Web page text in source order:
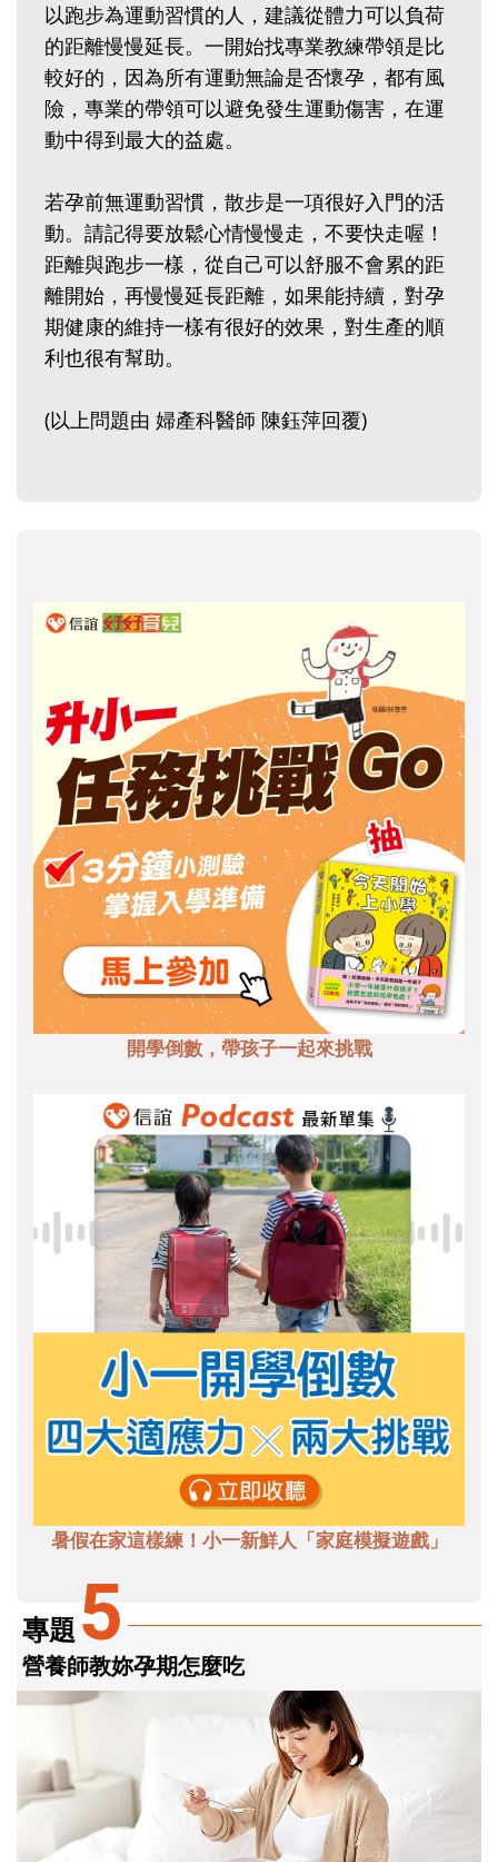
以跑步為運動習慣的人，建議從體力可以負荷
的距離慢慢延長。一開始找專業教練帶領是比
較好的，因為所有運動無論是否懷孕，都有風
險，專業的帶領可以避免發生運動傷害，在運
動中得到最大的益處。
若孕前無運動習慣，散步是一項很好入門的活
動。請記得要放鬆心情慢慢走，不要快走喔！
距離與跑步一樣，從自己可以舒服不會累的距
離開始，再慢慢延長距離，如果能持續，對孕
期健康的維持一樣有很好的效果，對生產的順
利也很有幫助。
(以上問題由 婦產科醫師 陳鈺萍回覆)
開學倒數，帶孩子一起來挑戰
暑假在家這樣練！小一新鮮人「家庭模擬遊戲」
專題 5
營養師教妳孕期怎麼吃